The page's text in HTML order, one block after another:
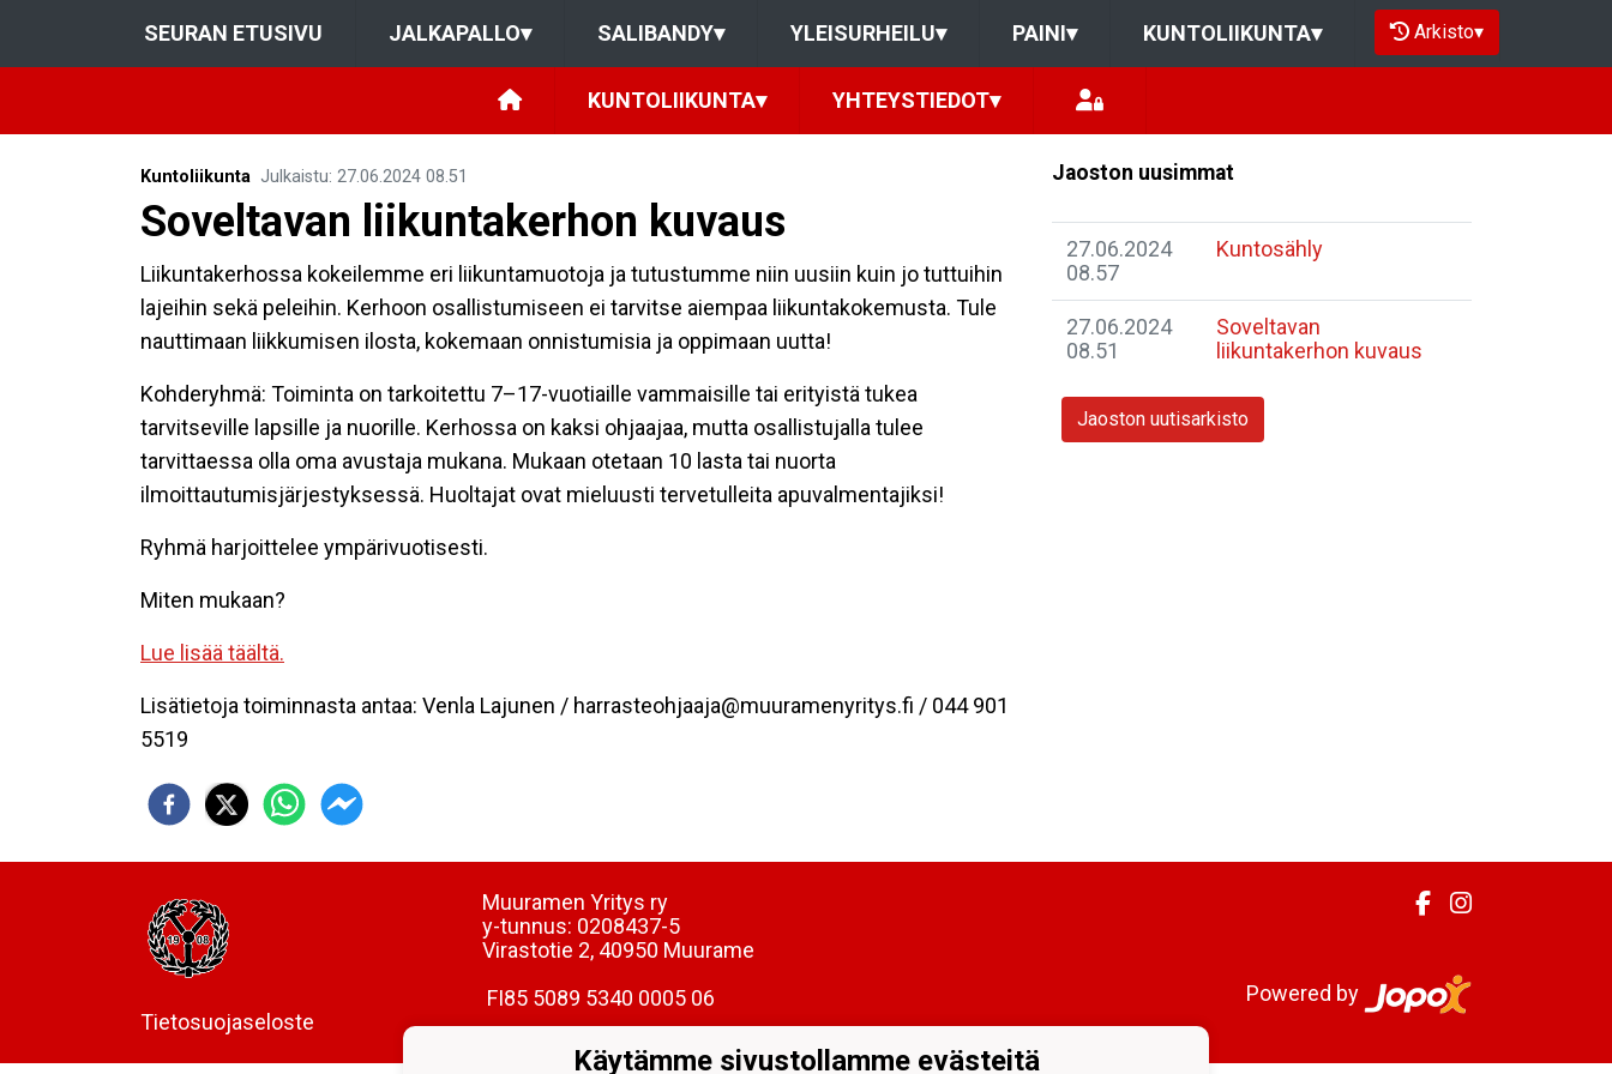
SEURAN ETUSIVU JALKAPALLO▾ SALIBANDY▾ YLEISURHEILU▾ PAINI▾ KUNTOLIIKUNTA▾ Arkisto▾
KUNTOLIIKUNTA▾ YHTEYSTIEDOT▾
Kuntoliikunta Julkaistu: 27.06.2024 08.51
Soveltavan liikuntakerhon kuvaus
Liikuntakerhossa kokeilemme eri liikuntamuotoja ja tutustumme niin uusiin kuin jo tuttuihin
lajeihin sekä peleihin. Kerhoon osallistumiseen ei tarvitse aiempaa liikuntakokemusta. Tule
nauttimaan liikkumisen ilosta, kokemaan onnistumisia ja oppimaan uutta!
Kohderyhmä: Toiminta on tarkoitettu 7–17-vuotiaille vammaisille tai erityistä tukea
tarvitseville lapsille ja nuorille. Kerhossa on kaksi ohjaajaa, mutta osallistujalla tulee
tarvittaessa olla oma avustaja mukana. Mukaan otetaan 10 lasta tai nuorta
ilmoittautumisjärjestyksessä. Huoltajat ovat mieluusti tervetulleita apuvalmentajiksi!
Ryhmä harjoittelee ympärivuotisesti.
Miten mukaan?
Lue lisää täältä.
Lisätietoja toiminnasta antaa: Venla Lajunen / harrasteohjaaja@muuramenyritys.fi / 044 901
5519
Jaoston uusimmat
27.06.2024
08.57
Kuntosähly
27.06.2024
08.51
Soveltavan
liikuntakerhon kuvaus
Jaoston uutisarkisto
Tietosuojaseloste
Muuramen Yritys ry
y-tunnus: 0208437-5
Virastotie 2, 40950 Muurame
FI85 5089 5340 0005 06
Powered by
Käytämme sivustollamme evästeitä